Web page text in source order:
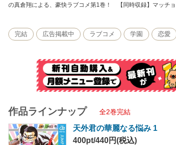
の真倉翔による、豪快ラブコメ第1巻！ 【同時収録】マッチ
完結 広告掲載中 ラブコメ 学園 恋愛
作品ラインナップ 全2巻完結
天外君の華麗なる悩み 1
400pt/440円(税込)